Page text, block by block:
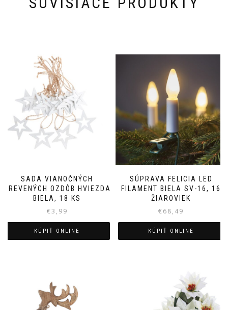
SADA VIANOČNÝCH
DREVENÝCH OZDÔB HVIEZDA
BIELA, 18 KS
€3,99
KÚPIŤ ONLINE
SÚPRAVA FELICIA LED
FILAMENT BIELA SV-16, 16
ŽIAROVIEK
€68,49
KÚPIŤ ONLINE